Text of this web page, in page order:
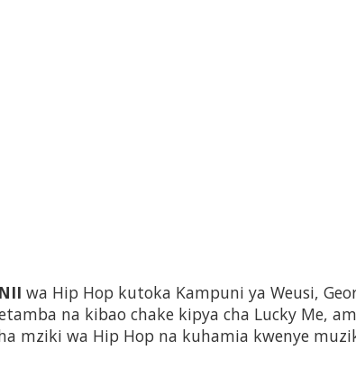
wa Hip Hop kutoka Kampuni ya Weusi,
na kibao chake kipya cha Lucky Me,
mziki wa Hip Hop na kuhamia kwenye